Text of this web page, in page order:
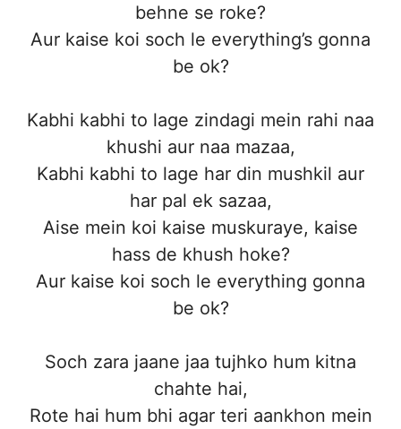
behne se roke?
Aur kaise koi soch le everything’s gonna
be ok?
Kabhi kabhi to lage zindagi mein rahi naa
khushi aur naa mazaa,
Kabhi kabhi to lage har din mushkil aur
har pal ek sazaa,
Aise mein koi kaise muskuraye, kaise
hass de khush hoke?
Aur kaise koi soch le everything gonna
be ok?
Soch zara jaane jaa tujhko hum kitna
chahte hai,
Rote hai hum bhi agar teri aankhon mein